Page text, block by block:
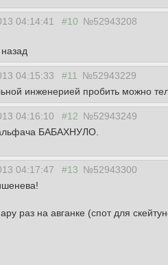
04:14:41 #10 №52943208
04:15:33 #11
№52943229
инженерией пробить можно
04:16:10 #12 №52943249
БАБАХНУЛО.
04:17:47 #13 №52943300
раз на авганке (спот для